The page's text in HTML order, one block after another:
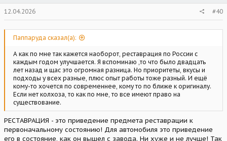
12.04.2026 #40
Паппаруда сказал(а):
А как по мне так кажется наоборот, реставрация по России с
каждым годом улучшается. Я вспоминаю ,то что было двадцать
лет назад и щас это огромная разница. Но приоритеты, вкусы и
подходы у всех разные, плюс опыт работы тоже разный. И ещё
кому-то хочется по современнее, кому то по ближе к оригиналу.
Если нет колхоза, то как по мне, то все имеют право на
существование.
РЕСТАВРАЦИЯ - это приведение предмета реставрации к
первоначальному состоянию! Для автомобиля это приведение
его в состояние, как он вышел с завода. Ни хуже и не лучше! Так